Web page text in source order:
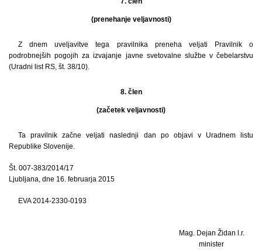
(prenehanje veljavnosti)
Z dnem uveljavitve tega pravilnika preneha veljati Pravilnik o
podrobnejših pogojih za izvajanje javne svetovalne službe v čebelarstvu
(Uradni list RS, št. 38/10).
8. člen
(začetek veljavnosti)
Ta pravilnik začne veljati naslednji dan po objavi v Uradnem listu
Republike Slovenije.
Št. 007-383/2014/17
Ljubljana, dne 16. februarja 2015
EVA 2014-2330-0193
Mag. Dejan Židan l.r.
minister